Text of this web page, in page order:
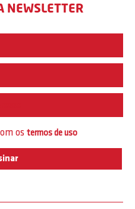
NEWSLETTER
os termos de uso